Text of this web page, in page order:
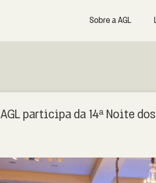
Sobre a AGL
AGL participa da 14ª Noite